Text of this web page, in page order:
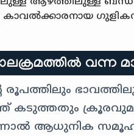
കാവൽക്കാരനായ
വന്ന
രൂപത്തിലും
കടുത്തതും
ആധുനിക